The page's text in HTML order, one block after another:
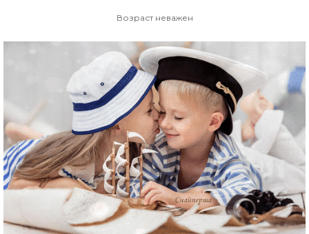
Возраст неважен